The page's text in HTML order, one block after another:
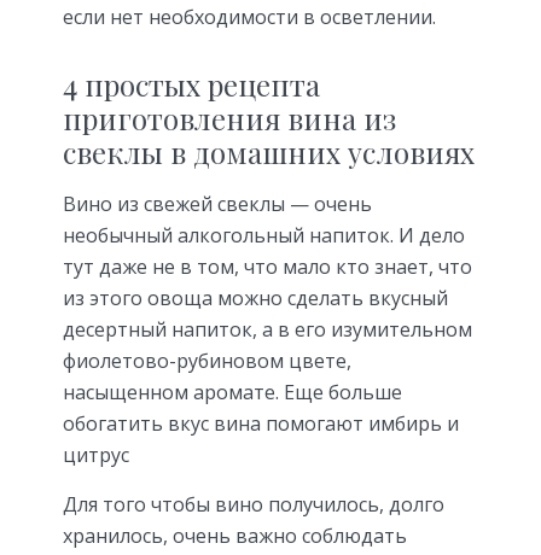
если нет необходимости в осветлении.
4 простых рецепта
приготовления вина из
свеклы в домашних условиях
Вино из свежей свеклы — очень
необычный алкогольный напиток. И дело
тут даже не в том, что мало кто знает, что
из этого овоща можно сделать вкусный
десертный напиток, а в его изумительном
фиолетово-рубиновом цвете,
насыщенном аромате. Еще больше
обогатить вкус вина помогают имбирь и
цитрус
Для того чтобы вино получилось, долго
хранилось, очень важно соблюдать